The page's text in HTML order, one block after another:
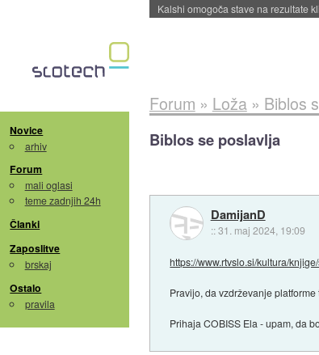
Sandisk že prodal več kot polovico
Novice
arhiv
Forum
mali oglasi
teme zadnjih 24h
Članki
Zaposlitve
brskaj
Ostalo
pravila
Forum » Loža» Biblos
Biblos se poslavlja
DamijanD
::31. maj 2024, 19:09
https://www.rtvslo.si/kultura/
Pravijo, da vzdrževanje
Prihaja COBISS Ela - upam, da